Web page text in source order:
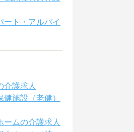
ート・アルバイ
介護求人
施設（老健）
ームの介護求人